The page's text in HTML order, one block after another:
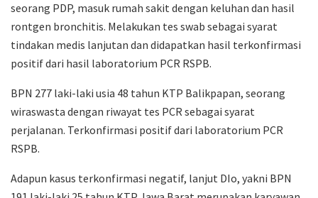
seorang PDP, masuk rumah sakit dengan keluhan dan hasil
rontgen bronchitis. Melakukan tes swab sebagai syarat
tindakan medis lanjutan dan didapatkan hasil terkonfirmasi
positif dari hasil laboratorium PCR RSPB.
BPN 277 laki-laki usia 48 tahun KTP Balikpapan, seorang
wiraswasta dengan riwayat tes PCR sebagai syarat
perjalanan. Terkonfirmasi positif dari laboratorium PCR
RSPB.
Adapun kasus terkonfirmasi negatif, lanjut DIo, yakni BPN